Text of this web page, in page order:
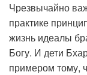
Чрезвычайно
практике
жизнь идеалы
Богу. И дети
примером тому,